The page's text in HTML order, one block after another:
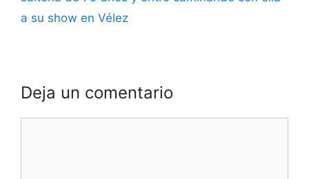
a su show en Vélez
Deja un comentario